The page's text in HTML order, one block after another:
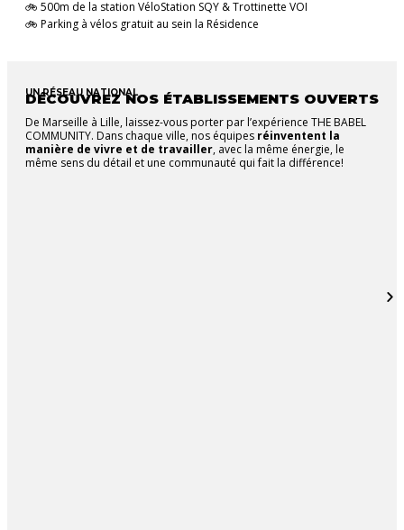
🚲 500m de la station VéloStation SQY & Trottinette VOI
🚲 Parking à vélos gratuit au sein la Résidence
UN RÉSEAU NATIONAL
DÉCOUVREZ NOS ÉTABLISSEMENTS OUVERTS
De Marseille à Lille, laissez-vous porter par l’expérience THE BABEL
COMMUNITY. Dans chaque ville, nos équipes réinventent la
manière de vivre et de travailler, avec la même énergie, le
même sens du détail et une communauté qui fait la différence!